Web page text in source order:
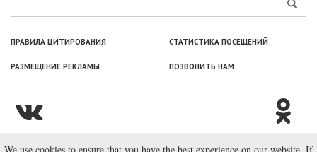
ПРАВИЛА ЦИТИРОВАНИЯ СТАТИСТИКА ПОСЕЩЕНИЙ
РАЗМЕЩЕНИЕ РЕКЛАМЫ ПОЗВОНИТЬ НАМ
© ООО «Лаборатория Новоcтей», 2003—2026.